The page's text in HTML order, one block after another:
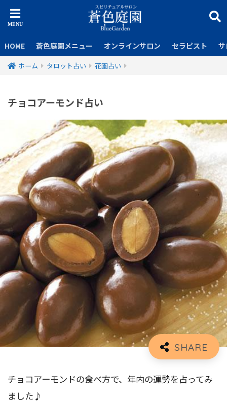
HOME 蒼色庭園メニュー オンラインサロン セラピスト
ホーム タロット占い 花園占い
チョコアーモンド占い
チョコアーモンドの食べ方で、年内の運勢を占ってみ
ました♪